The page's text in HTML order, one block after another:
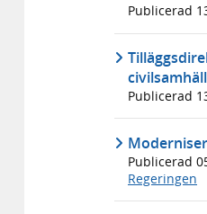
Publicerad
Publicerad
Publicerad
Regeringen